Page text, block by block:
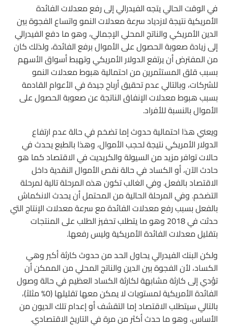
في الوقت الحالي يتجه الفيدرالي إلى رفع معدلات الفائدة
الأمريكية نتيجة لازدياد سرعة معدلات النمو واتساع الفجوة بين
الدين الأمريكي والناتج المحلي الإجمالي، وهو ما دفع الفيدرالي
إلى زيادة صعوبة الحصول على الأموال برفع الفائدة، ولذلك كان
من المفترض أن يرتفع الدولار الأمريكي وتهبط أسواق الأسهم
بسبب قلق المستثمرين من احتمالية هبوط معدلات النمو
للشركات، وبالتالي عدم تحقيق أرباح جيدة في الأعوام القادمة
بسبب هبوط معدلات الإنفاق الناتجة عن صعوبة الحصول على
الأموال بالنسبة للأفراد.
ويعني هذا احتمالية حدوث إما تضخم في حالة عدم ارتفاع
الدولار الأمريكي نتيجة لحجب الأموال، وهذا بالطبع يحدث في
حالات توافر مزيد من السيولة والكريديت في الاقتصاد كما هو
حادث الآن، أو الكساد في حالة نقص الأموال النقدية داخل
الاقتصاد بالفعل. وفي الغالب تكون هذه المرحلة تالية لمرحلة
التضخم. وفي المرحلة الحالية من المحتمل أن يحدث الانكماش
بالفعل بسبب رفع معدلات الفائدة مع سرعة معدلات الإنتاج التي
حدثت في 2018 وهو ما يتطلب تحفيز الطلب على المنتجات
بتقليل معدلات الفائدة الأمريكية وليس رفعها.
ولكن البنك الفيدرالي يحاول الحد من حدوث كارثة أكبر وهي
الكساد، لأن الفجوة بين الدين والناتج المحلي من الممكن أن
تؤدي إلى كارثة مشابهة لكارثة الكساد العظيم في حالة وصول
الفائدة الأمريكية لمستويات لا يمكن معها تقليلها (0% مثلاً)،
بالتالي سيتطلب الاقتصاد إما التقشف أو إعدام تلك الديون من
الأساس، وهو ما حدث أكثر من مرة في التاريخ الاقتصادي.